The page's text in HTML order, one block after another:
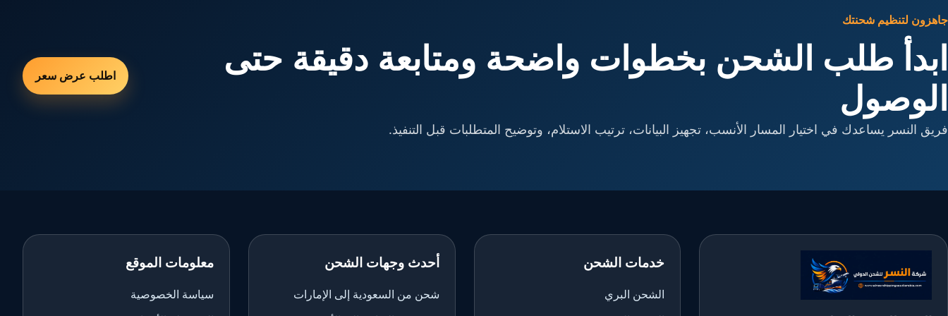
جاهزون لتنظيم شحنتك
ابدأ طلب الشحن بخطوات واضحة ومتابعة دقيقة حتى
الوصول
فريق النسر يساعدك في اختيار المسار الأنسب، تجهيز البيانات، ترتيب الاستلام، وتوضيح المتطلبات قبل التنفيذ.
اطلب عرض سعر
خدمات الشحن
الشحن البري
أحدث وجهات الشحن
شحن من السعودية إلى الإمارات
معلومات الموقع
سياسة الخصوصية